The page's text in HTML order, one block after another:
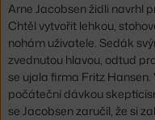
Arne Jacobsen židli navrhl
Chtěl vytvořit lehkou,
nohám uživatele. Sedák
zvednutou hlavou, odtud
se ujala firma Fritz
počáteční dávkou
se Jacobsen zaručil, že si